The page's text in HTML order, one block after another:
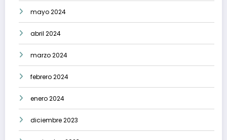
mayo 2024
abril 2024
marzo 2024
febrero 2024
enero 2024
diciembre 2023